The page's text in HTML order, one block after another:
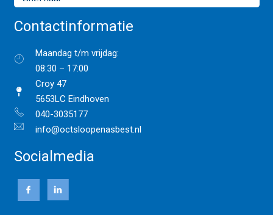
Contactinformatie
Maandag t/m vrijdag:
08:30 – 17:00
Croy 47
5653LC Eindhoven
040-3035177
info@octsloopenasbest.nl
Socialmedia